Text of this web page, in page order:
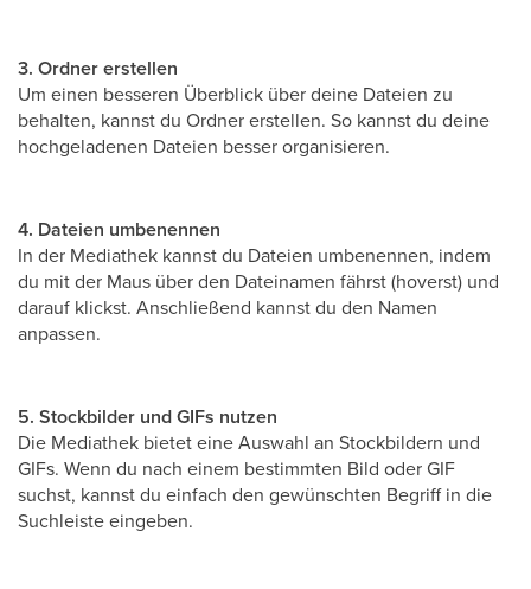
3. Ordner erstellen
Um einen besseren Überblick über deine Dateien zu
behalten, kannst du Ordner erstellen. So kannst du deine
hochgeladenen Dateien besser organisieren.
4. Dateien umbenennen
In der Mediathek kannst du Dateien umbenennen, indem
du mit der Maus über den Dateinamen fährst (hoverst) und
darauf klickst. Anschließend kannst du den Namen
anpassen.
5. Stockbilder und GIFs nutzen
Die Mediathek bietet eine Auswahl an Stockbildern und
GIFs. Wenn du nach einem bestimmten Bild oder GIF
suchst, kannst du einfach den gewünschten Begriff in die
Suchleiste eingeben.